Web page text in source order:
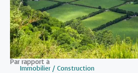
Par rapport à
Immobilier / Construction